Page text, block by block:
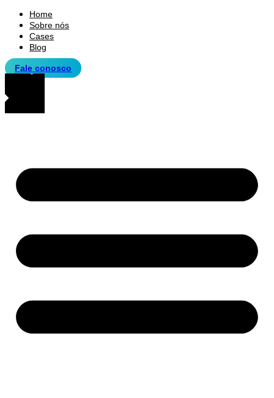
Home
Sobre nós
Cases
Blog
Fale conosco